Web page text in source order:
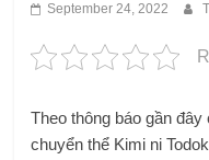
September 24, 2022
Theo thông báo gần
chuyển thể Kimi ni